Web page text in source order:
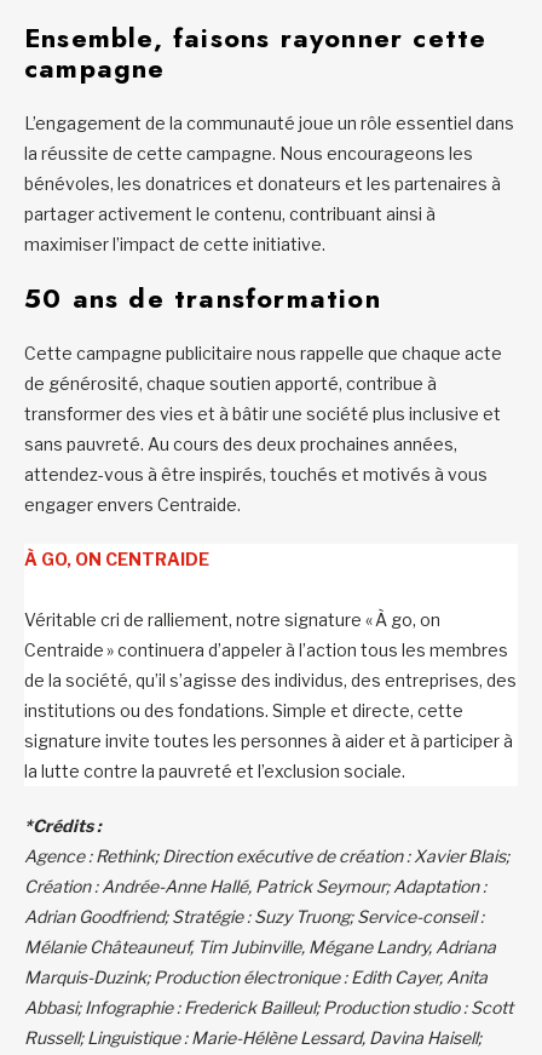
Ensemble, faisons rayonner cette
campagne
L’engagement de la communauté joue un rôle essentiel dans
la réussite de cette campagne. Nous encourageons les
bénévoles, les donatrices et donateurs et les partenaires à
partager activement le contenu, contribuant ainsi à
maximiser l’impact de cette initiative.
50 ans de transformation
Cette campagne publicitaire nous rappelle que chaque acte
de générosité, chaque soutien apporté, contribue à
transformer des vies et à bâtir une société plus inclusive et
sans pauvreté. Au cours des deux prochaines années,
attendez-vous à être inspirés, touchés et motivés à vous
engager envers Centraide.
À GO, ON CENTRAIDE
Véritable cri de ralliement, notre signature « À go, on
Centraide » continuera d’appeler à l’action tous les membres
de la société, qu’il s’agisse des individus, des entreprises, des
institutions ou des fondations. Simple et directe, cette
signature invite toutes les personnes à aider et à participer à
la lutte contre la pauvreté et l’exclusion sociale.
*Crédits :
Agence : Rethink; Direction exécutive de création : Xavier Blais;
Création : Andrée-Anne Hallé, Patrick Seymour; Adaptation :
Adrian Goodfriend; Stratégie : Suzy Truong; Service-conseil :
Mélanie Châteauneuf, Tim Jubinville, Mégane Landry, Adriana
Marquis-Duzink; Production électronique : Edith Cayer, Anita
Abbasi; Infographie : Frederick Bailleul; Production studio : Scott
Russell; Linguistique : Marie-Hélène Lessard, Davina Haisell;